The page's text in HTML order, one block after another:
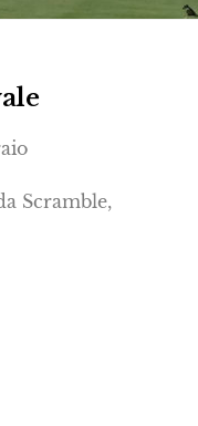
Scramble,